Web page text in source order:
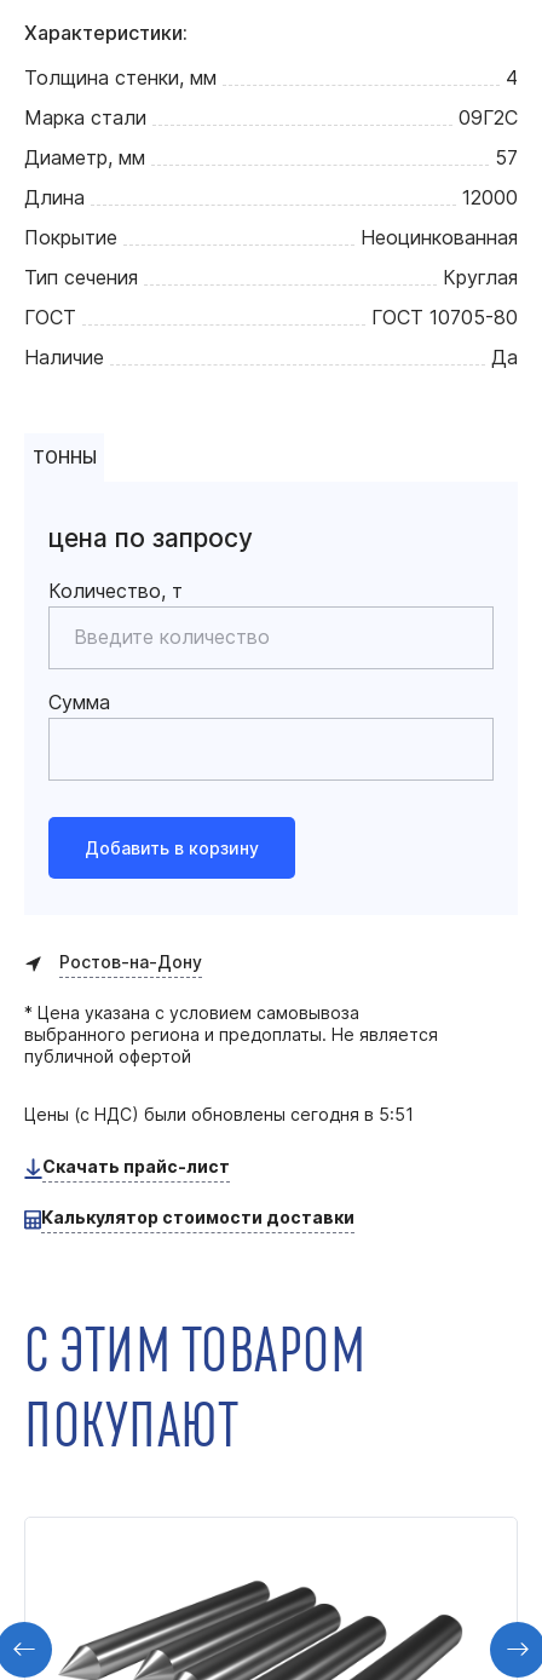
Характеристики:
Толщина стенки, мм
4
Марка стали
09Г2С
Диаметр, мм
57
Длина
12000
Покрытие
Неоцинкованная
Тип сечения
Круглая
ГОСТ
ГОСТ 10705-80
Наличие
Да
ТОННЫ
цена по запросу
Количество, т
Сумма
Добавить в корзину
Ростов-на-Дону
* Цена указана с условием самовывоза
выбранного региона и предоплаты. Не является
публичной офертой
Цены (с НДС) были обновлены сегодня в 5:51
Скачать прайс-лист
Калькулятор стоимости доставки
С ЭТИМ ТОВАРОМ
ПОКУПАЮТ